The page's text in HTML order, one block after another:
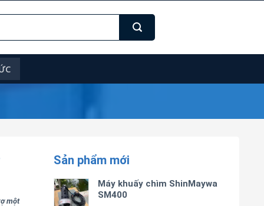
Sản phẩm mới
Máy khuấy chìm ShinMaywa
SM400
một